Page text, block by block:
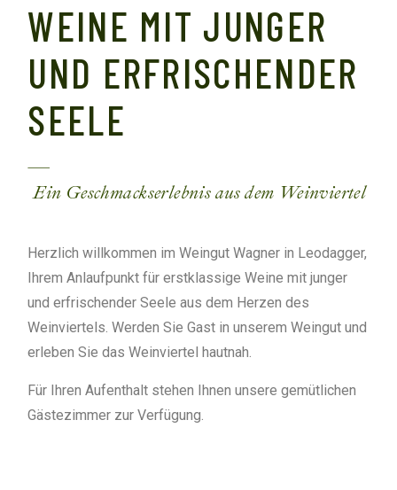
WEINE MIT JUNGER
UND ERFRISCHENDER
SEELE
Ein Geschmackserlebnis aus dem Weinviertel
Herzlich willkommen im Weingut Wagner in Leodagger,
Ihrem Anlaufpunkt für erstklassige Weine mit junger
und erfrischender Seele aus dem Herzen des
Weinviertels. Werden Sie Gast in unserem Weingut und
erleben Sie das Weinviertel hautnah.
Für Ihren Aufenthalt stehen Ihnen unsere gemütlichen
Gästezimmer zur Verfügung.